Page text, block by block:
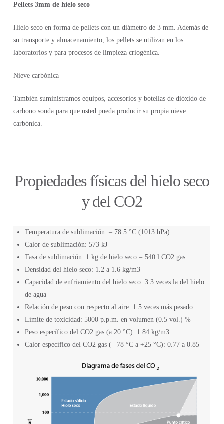
Pellets 3mm de hielo seco
Hielo seco en forma de pellets con un diámetro de 3 mm. Además de
su transporte y almacenamiento, los pellets se utilizan en los
laboratorios y para procesos de limpieza criogénica.
Nieve carbónica
También suministramos equipos, accesorios y botellas de dióxido de
carbono sonda para que usted pueda producir su propia nieve
carbónica.
Propiedades físicas del hielo seco
y del CO2
Temperatura de sublimación: – 78.5 °C (1013 hPa)
Calor de sublimación: 573 kJ
Tasa de sublimación: 1 kg de hielo seco = 540 l CO2 gas
Densidad del hielo seco: 1.2 a 1.6 kg/m3
Capacidad de enfriamiento del hielo seco: 3.3 veces la del hielo
de agua
Relación de peso con respecto al aire: 1.5 veces más pesado
Límite de toxicidad: 5000 p.p.m. en volumen (0.5 vol.) %
Peso específico del CO2 gas (a 20 °C): 1.84 kg/m3
Calor específico del CO2 gas (– 78 °C a +25 °C): 0.77 a 0.85